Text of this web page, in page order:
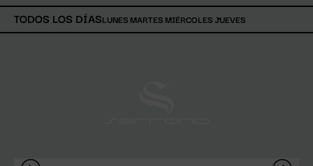
TODOS LOS DÍASLUNES MARTES MIÉRCOLES JUEVES